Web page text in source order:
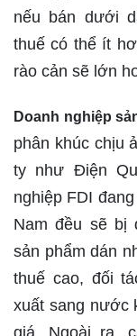
nếu bán dưới
thuế có thể ít
rào cản sẽ lớn
Doanh nghiệp
phân khúc chịu
ty như Điện
nghiệp FDI
Nam đều sẽ bị
sản phẩm dán
thuế cao, đối
xuất sang nước
giá. Ngoài ra,